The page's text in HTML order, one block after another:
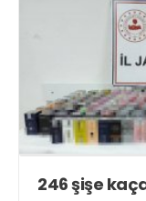
246 şişe